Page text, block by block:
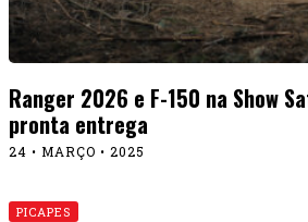
Ranger 2026 e F-150 na Show
pronta entrega
24 • MARÇO • 2025
PICAPES